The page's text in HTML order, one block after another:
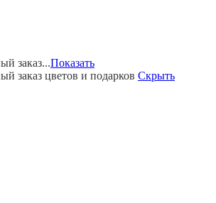
заказ...Показать
заказ цветов и подарков Скрыть